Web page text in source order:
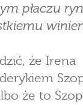
płaczu
że Irena
że to